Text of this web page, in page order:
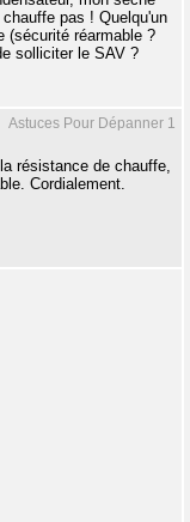
pas ! Quelqu'un
(sécurité réarmable ?
solliciter le SAV ?
Astuces Pour Dépanner 1
résistance de chauffe,
Cordialement.